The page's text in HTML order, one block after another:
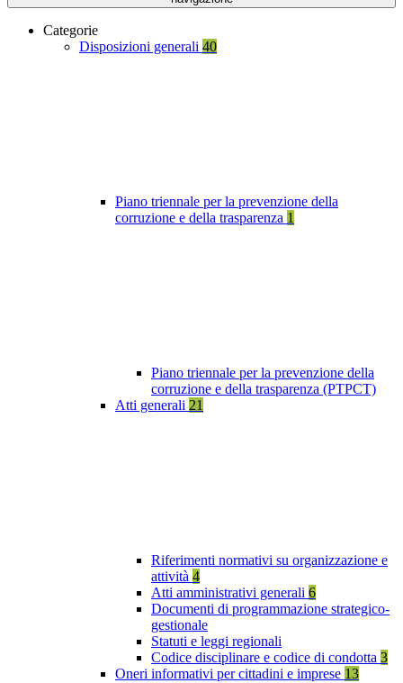
Categorie
Disposizioni generali 40
Piano triennale per la prevenzione della
corruzione e della trasparenza 1
Piano triennale per la prevenzione della
corruzione e della trasparenza (PTPCT)
Atti generali 21
Riferimenti normativi su organizzazione e
attività 4
Atti amministrativi generali 6
Documenti di programmazione strategico-
gestionale
Statuti e leggi regionali
Codice disciplinare e codice di condotta 3
Oneri informativi per cittadini e imprese 13